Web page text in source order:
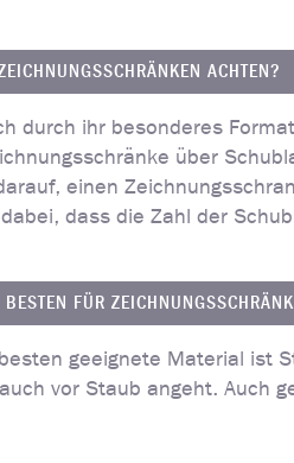
ACHTEN?
durch ihr besonderes
über
einen
dass die Zahl der
FÜR
geeignete Material ist
vor Staub angeht. Auch